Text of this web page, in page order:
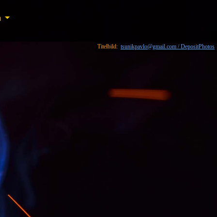
Titelbild: tsunikpavlo@gmail.com / DepositPhotos